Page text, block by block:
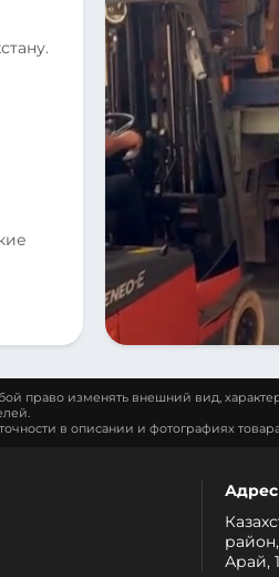
право изменять внешний вид,
в описании и фотографиях
Адрес
Арай,